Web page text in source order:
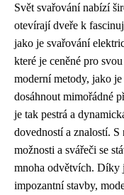
Svět svařování nabízí
otevírají dveře k
jako je svařování
které je ceněné pro
moderní metody, jako
dosáhnout mimořádné
je tak pestrá a
dovedností a znalostí.
možnosti a svářeči se
mnoha odvětvích. Díky
impozantní stavby,